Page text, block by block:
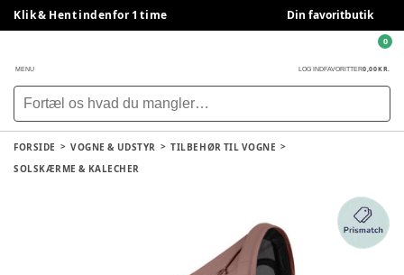
Klik & Hent indenfor 1 time Din favoritbutik
MENU LOG INDFAVORITTER0,00 KR.
0
FORSIDE VOGNE & UDSTYR
TILBEHØR TIL VOGNE
SOLSKÆRME & KALECHER